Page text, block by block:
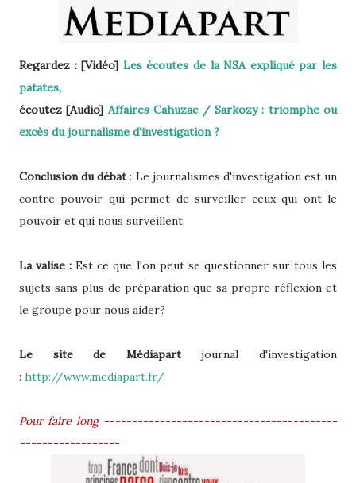
Regardez : [Vidéo] Les écoutes de la NSA expliqué par les
patates,
écoutez [Audio] Affaires Cahuzac / Sarkozy : triomphe ou
excès du journalisme d'investigation ?
Conclusion du débat: Le journalismes d'investigation est un
contre pouvoir qui permet de surveiller ceux qui ont le
pouvoir et qui nous surveillent.
La valise : Est ce que l'on peut se questionner sur tous les
sujets sans plus de préparation que sa propre réflexion et
le groupe pour nous aider?
Le site de Médiapartjournal d'investigation
: http://www.mediapart.fr/
Pour faire long ------------------------------------------
------------------